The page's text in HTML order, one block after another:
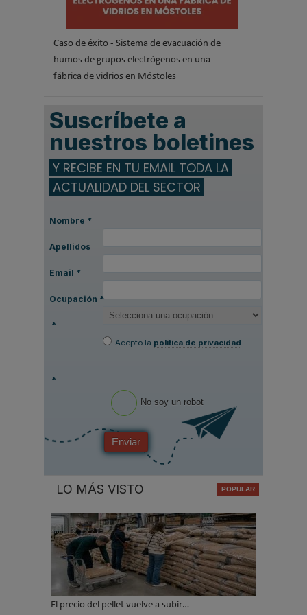
Caso de éxito - Sistema de evacuación de
humos de grupos electrógenos en una
fábrica de vidrios en Móstoles
Suscríbete a
nuestros boletines
Y RECIBE EN TU EMAIL TODA LA
ACTUALIDAD DEL SECTOR
Nombre *
Apellidos
Email *
Ocupación *
*
Acepto la política de privacidad
*
No soy un robot
Enviar
LO MÁS VISTO
El precio del pellet vuelve a subir…